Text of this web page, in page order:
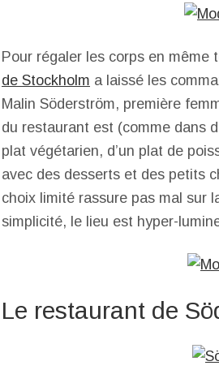
Pour régaler les corps en même
de Stockholm a laissé les
Malin Söderström, première
du restaurant est (comme dans
plat végétarien, d’un plat de
avec des desserts et des petits
choix limité rassure pas mal sur
simplicité, le lieu est hyper-
Le restaurant de